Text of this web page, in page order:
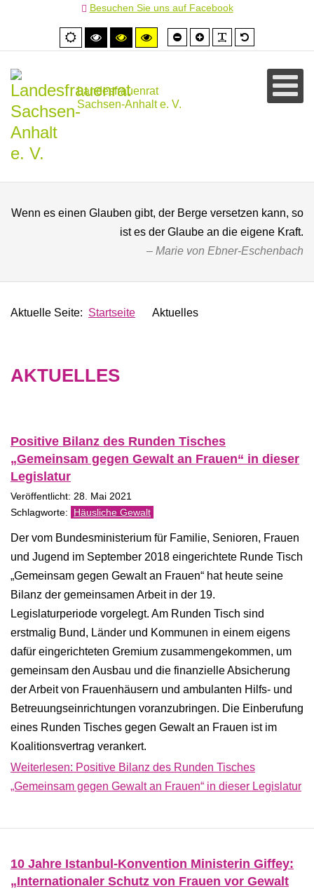
Besuchen Sie uns auf Facebook
Normale
Ansicht
Hoher
Kontrast
Hoher
Kontrast
Hoher
Kontrast
Schrift
kleiner
Schrift
größer
Landesfrauenrat
Sachsen-Anhalt e. V.
Wenn es einen Glauben gibt, der Berge versetzen kann, so
ist es der Glaube an die eigene Kraft.
Marie von Ebner-Eschenbach
Aktuelle Seite: Startseite Aktuelles
AKTUELLES
Positive Bilanz des Runden Tisches
„Gemeinsam gegen Gewalt an Frauen“ in dieser
Legislatur
Veröffentlicht: 28. Mai 2021
Häusliche Gewalt
Der vom Bundesministerium für Familie, Senioren, Frauen
und Jugend im September 2018 eingerichtete Runde Tisch
„Gemeinsam gegen Gewalt an Frauen“ hat heute seine
Bilanz der gemeinsamen Arbeit in der 19.
Legislaturperiode vorgelegt. Am Runden Tisch sind
erstmalig Bund, Länder und Kommunen in einem eigens
dafür eingerichteten Gremium zusammengekommen, um
gemeinsam den Ausbau und die finanzielle Absicherung
der Arbeit von Frauenhäusern und ambulanten Hilfs- und
Betreuungseinrichtungen voranzubringen. Die Einberufung
eines Runden Tisches gegen Gewalt an Frauen ist im
Koalitionsvertrag verankert.
Weiterlesen: Positive Bilanz des Runden Tisches
„Gemeinsam gegen Gewalt an Frauen“ in dieser Legislatur
10 Jahre Istanbul-Konvention Ministerin Giffey:
„Internationaler Schutz von Frauen vor Gewalt